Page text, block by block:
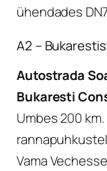
ühendades
A2 –
Autostrada
Bukaresti
Umbes 200
Vama